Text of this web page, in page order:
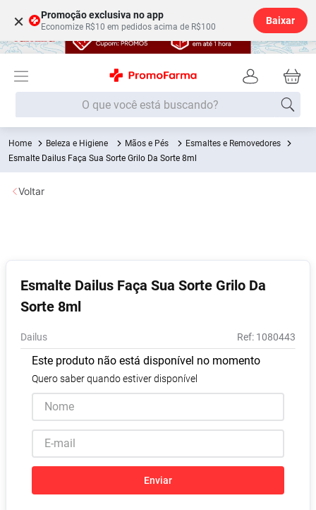
× Promoção exclusiva no app
Economize R$10 em pedidos acima de R$100
Baixar
O que você está buscando?
Beleza e Higiene Mãos e Pés
Esmaltes e Removedores
Esmalte Dailus Faça Sua Sorte Grilo Da Sorte 8ml
Esmalte Dailus Faça Sua Sorte Grilo Da
Sorte 8ml
Dailus : 1080443
Este produto não está disponível no momento
Quero saber quando estiver disponível
Enviar
Voltar
Termos mais buscados
1º Fralda
2
6º Shampoo
7º Desodorante
8
9º Absorvente
10º Lavitan